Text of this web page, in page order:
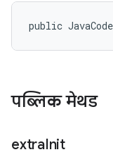
public
पब्लिक मेथड
extraInit